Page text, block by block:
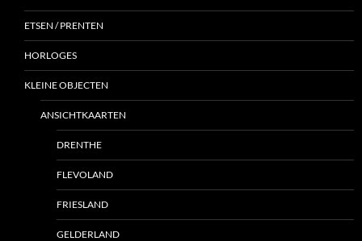
ETSEN / PRENTEN
HORLOGES
KLEINE OBJECTEN
ANSICHTKAARTEN
DRENTHE
FLEVOLAND
FRIESLAND
GELDERLAND